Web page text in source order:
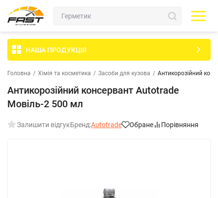
НАША ПРОДУКЦІЯ
Головна / Хімія та косметика / Засоби для кузова / Антикорозійний
Антикорозійний консервант Autotrade
Мовіль-2 500 мл
Залишити відгукБренд:Autotrade Обране Порівняння